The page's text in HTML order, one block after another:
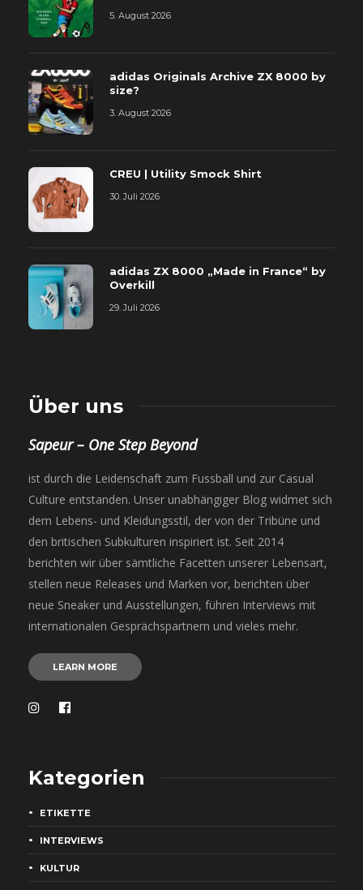
5. August 2026
adidas Originals Archive ZX 8000 by
size?
3. August 2026
CREU | Utility Smock Shirt
30. Juli 2026
adidas ZX 8000 „Made in France“ by
Overkill
29. Juli 2026
Über uns
Sapeur – One Step Beyond
ist durch die Leidenschaft zum Fussball und zur Casual
Culture entstanden. Unser unabhängiger Blog widmet sich
dem Lebens- und Kleidungsstil, der von der Tribüne und
den britischen Subkulturen inspiriert ist. Seit 2014
berichten wir über sämtliche Facetten unserer Lebensart,
stellen neue Releases und Marken vor, berichten über
neue Sneaker und Ausstellungen, führen Interviews mit
internationalen Gesprächspartnern und vieles mehr.
LEARN MORE
Kategorien
ETIKETTE
INTERVIEWS
KULTUR